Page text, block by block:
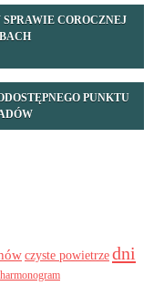
COROCZNEJ
PUNKTU
czyste powietrzedni
harmonogram